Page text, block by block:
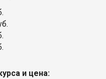
и цена: